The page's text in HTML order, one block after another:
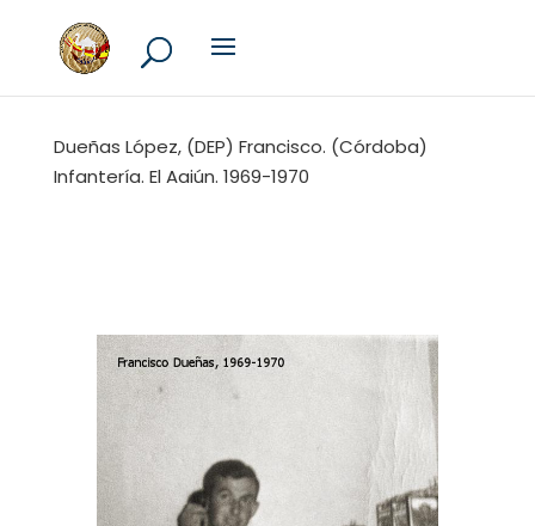
Dueñas López, (DEP) Francisco. (Córdoba)
Infantería. El Aaiún. 1969-1970